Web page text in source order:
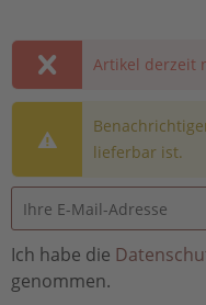
Artikel derzeit
lieferbar ist.
Ich habe die
genommen.